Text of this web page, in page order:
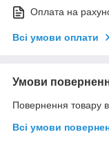
Оплата на
Всі умови оплати
Умови
Повернення товару
Всі умови